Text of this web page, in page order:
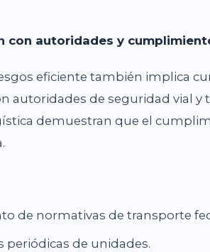
con autoridades y
eficiente también implica
autoridades de seguridad vial y
demuestran que el
de normativas de transporte
periódicas de unidades.